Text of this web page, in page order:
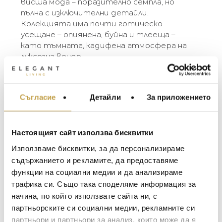
Съгласие Детайли За приложението
Настоящият сайт използва бисквитки
Използваме бисквитки, за да персонализираме
съдържанието и рекламите, да предоставяме
функции на социални медии и да анализираме
трафика си. Също така споделяме информация за
начина, по който използвате сайта ни, с
партньорските си социални медии, рекламните си
партньори и партньори за анализ, които може да я
висша мода – поразително семпла, но
пълна с изключителни детайли.
Колекцията има почти готическо
усещане – опиянена, буйна и тлееща –
като тъмната, кадифена атмосфера на
луксозна вечер.
“Има нещо толкова съблазнително в
орхидеите. В черен никел те са още по-
кадифена рокля, носеща се из голямо
имение или в стилен апартамент, високо
са като последното сияние на красива
вечер.” – Michael Aram
The Michael Aram Black Orchid Collection was
inspired by the powerful sensuality of orchids
and the rich ambiance of haute couture –
strikingly simple yet full of the most extreme
detail. The collection has an almost gothic
МЕБЕЛИ ЗА ДОМА И
ЗА МАСАТА
ТЕКСТИЛ ЗА ДОМА
АРОМАТИ ЗА ДОМА
ИЗКУСТВО И КНИГИ
BACCARAT
TOM DIXON
MICHAEL ARAM
ASSOULINE